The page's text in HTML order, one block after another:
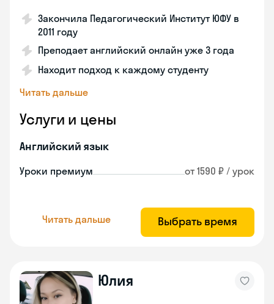
Закончила Педагогический Институт ЮФУ в
2011 году
Преподает английский онлайн уже 3 года
Находит подход к каждому студенту
Читать дальше
Услуги и цены
Английский язык
Уроки премиум от 1590 ₽ / урок
Читать дальше Выбрать время
Юлия